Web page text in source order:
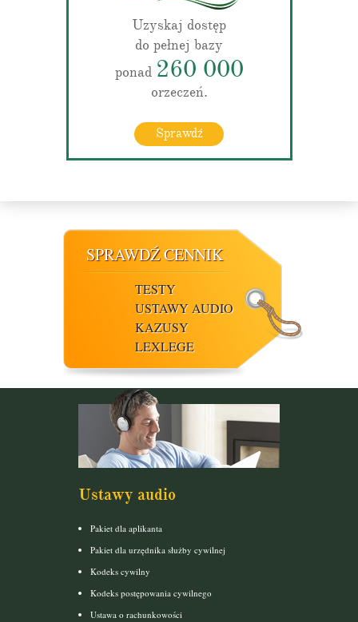
Uzyskaj dostęp
do pełnej bazy
ponad 260 000
orzeczeń.
Sprawdź
SPRAWDŹ CENNIK
TESTY
USTAWY AUDIO
KAZUSY
LEXLEGE
Ustawy audio
Pakiet dla aplikanta
Pakiet dla urzędnika służby cywilnej
Kodeks cywilny
Kodeks postępowania cywilnego
Ustawa o rachunkowości